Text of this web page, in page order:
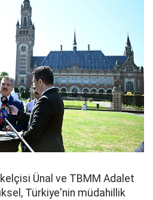
Ünal ve TBMM Adalet
Türkiye'nin müdahillik